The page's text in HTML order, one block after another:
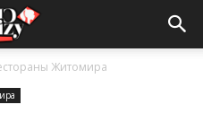
Житомира